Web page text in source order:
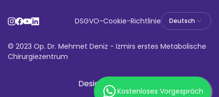
© 2023 Op. Dr. Mehmet Deniz - Izmirs erstes Metabolische
Chirurgiezentrum
DSGVO-Cookie-Richtlinie Deutsch
Designed By
Kostenloses Vorgespräch